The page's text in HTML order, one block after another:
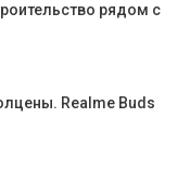
рядом с
Realme Buds